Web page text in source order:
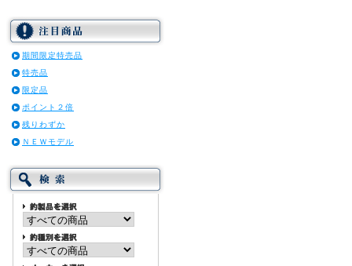
期間限定特売品
特売品
限定品
ポイント２倍
残りわずか
ＮＥＷモデル